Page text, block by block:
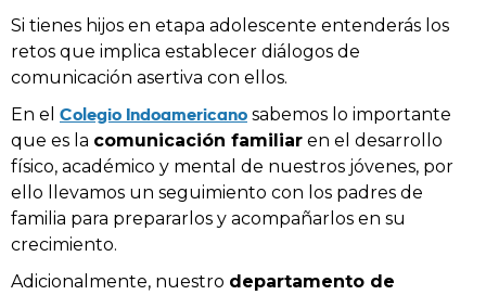
Si tienes hijos en etapa adolescente entenderás los
retos que implica establecer diálogos de
comunicación asertiva con ellos.
En el Colegio Indoamericano sabemos lo importante
que es la comunicación familiar en el desarrollo
físico, académico y mental de nuestros jóvenes, por
ello llevamos un seguimiento con los padres de
familia para prepararlos y acompañarlos en su
crecimiento.
Adicionalmente, nuestro departamento de